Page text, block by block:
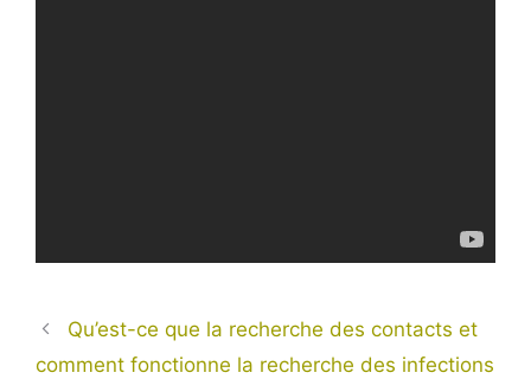
Qu’est-ce que la recherche des contacts et
comment fonctionne la recherche des infections